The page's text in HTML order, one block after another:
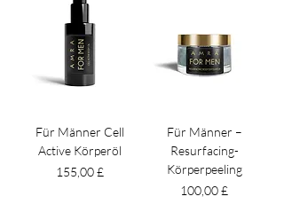
Für Männer Cell
Active Körperöl
Preis
155,00 £
Für Männer –
Resurfacing-
Körperpeeling
Preis
100,00 £